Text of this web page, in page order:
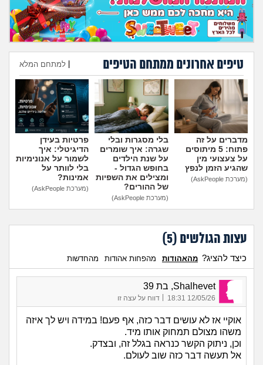
מה שעובר עליי
שומרים על הגוף
פיננסי וכלכלה
בין הסדינים
חיות מחמד
יוקר המחיה
גאווה
טיפים אחרונים ממתחם הטיפים למתחם המלא
הוספת טיפ
מדברים על זה
פתוח: 5 מיתוסים
על צעצועי מין
שהגיע הזמן לנפץ
(מערכת AskPeople)
בלי מסגרות ובלי
שגרה: איך שומרים
על שנת הילדים
בחופש הגדול -
ומצילים את השפיות
של ההורים?
(מערכת AskPeople)
פרטיות בעידן
הדיגיטלי: איך
לשמור על אנונימיות
בלי לוותר על
אמינות?
(מערכת AskPeople)
עצות הגולשים (5
)
כיצד להציג? מהאהודות מהפחות אהודות מהחדשות
Shalhevet, בת 39
12/05/26 18:31 דווח על עצה זו
אוקיי אז לא עושים דבר כזה, אף פעם! במידה ויש לך איזה
משהו מצולם תמחוק אותו מיד.
וכן, ניתוק הקשר כנראה בגלל זה, ובצדק.
אל תעשה דבר כזה שוב לעולם.